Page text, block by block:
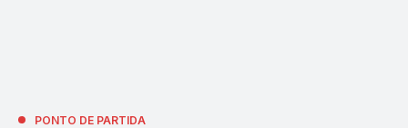
PONTO DE PARTIDA